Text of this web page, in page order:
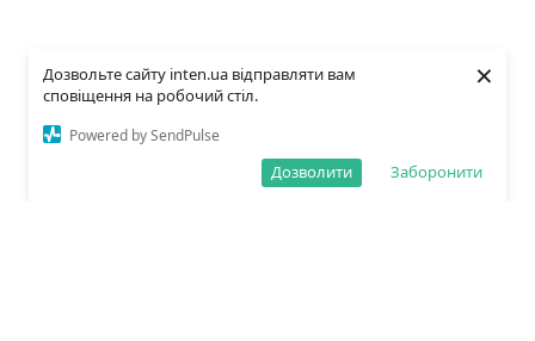
Дозвольте сайту inten.ua відправляти вам
сповіщення на робочий стіл.
Powered by SendPulse
Заборонити
Дозволити
×